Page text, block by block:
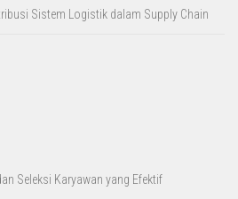
Sistem Logistik dalam Supply Chain
Seleksi Karyawan yang Efektif